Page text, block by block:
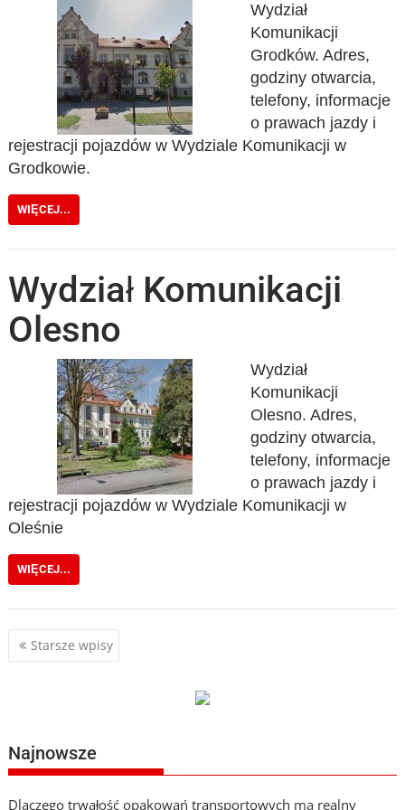
Wydział
Komunikacji
Grodków. Adres,
godziny otwarcia,
telefony, informacje
o prawach jazdy i
rejestracji pojazdów w Wydziale Komunikacji w
Grodkowie.
WIĘCEJ...
Wydział Komunikacji
Olesno
Wydział
Komunikacji
Olesno. Adres,
godziny otwarcia,
telefony, informacje
o prawach jazdy i
rejestracji pojazdów w Wydziale Komunikacji w
Oleśnie
WIĘCEJ...
Nawigacja
Starsze wpisy
Najnowsze
Dlaczego trwałość opakowań transportowych ma realny